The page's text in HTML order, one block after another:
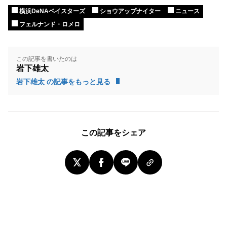
横浜DeNAベイスターズ ショウアップナイター
ニュース
フェルナンド・ロメロ
この記事を書いたのは
岩下雄太
岩下雄太 の記事をもっと見る
この記事をシェア